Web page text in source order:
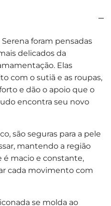
foram pensadas
delicados da
Elas
com o sutiã e as roupas,
e dão o apoio que o
encontra seu novo
são seguras para a pele
mantendo a região
é macio e constante,
cada movimento com
se molda ao